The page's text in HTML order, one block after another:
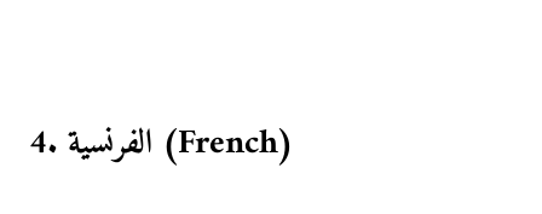
4. الفرنسية (French)